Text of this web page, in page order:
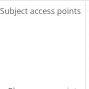
Subject access points